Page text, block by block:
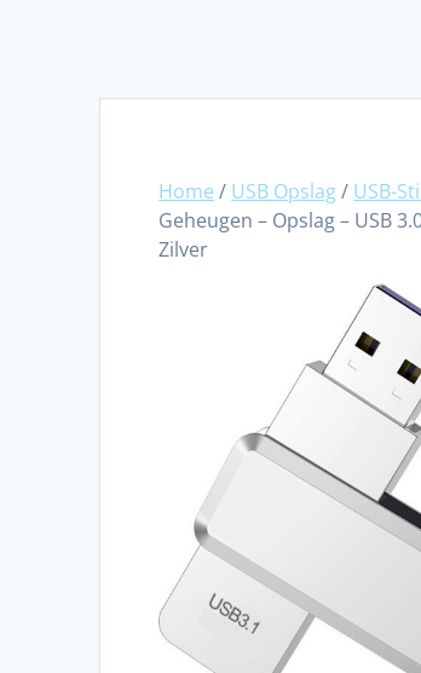
Home / USB Opslag/ USB-
Geheugen – Opslag – USB
Zilver